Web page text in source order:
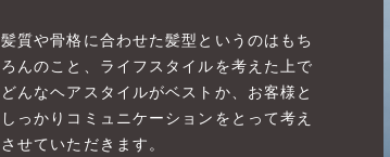
髪質や骨格に合わせた髪型というのはもち
ろんのこと、ライフスタイルを考えた上で
どんなヘアスタイルがベストか、お客様と
しっかりコミュニケーションをとって考え
させていただきます。